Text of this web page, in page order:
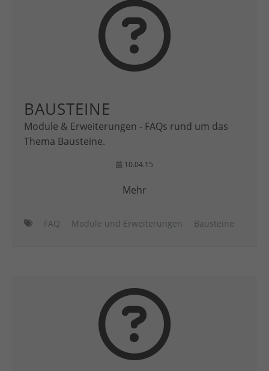
BAUSTEINE
Module & Erweiterungen - FAQs rund um das
Thema Bausteine.
10.04.15
Mehr
FAQ Module und Erweiterungen Bausteine